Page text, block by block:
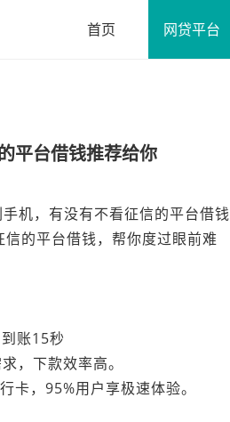
首页 网贷平台
平台借钱推荐给你
机，有没有不看征信的平台借钱
的平台借钱，帮你度过眼前难
账15秒
，下款效率高。
，95%用户享极速体验。